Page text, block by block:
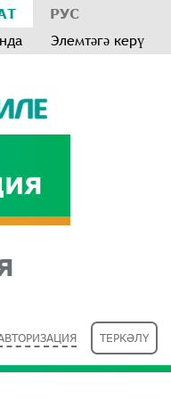
РУС
Элемтәгә керү
ТЕРКӘЛҮ